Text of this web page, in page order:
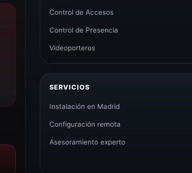
Control de Accesos
Control de Presencia
Videoporteros
SERVICIOS
Instalación en Madrid
Configuración remota
Asesoramiento experto